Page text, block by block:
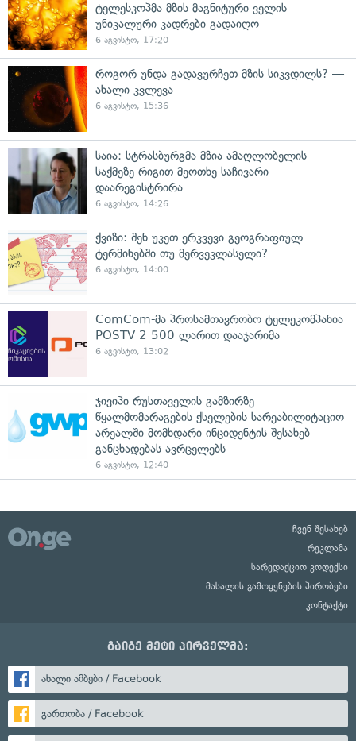
ტელესკოპმა მზის მაგნიტური ველის
უნიკალური კადრები გადაიღო
6 აგვისტო, 17:20
როგორ უნდა გადავურჩეთ მზის სიკვდილს? —
ახალი კვლევა
6 აგვისტო, 15:36
საია: სტრასბურგმა მზია ამაღლობელის
საქმეზე რიგით მეოთხე საჩივარი
დაარეგისტრირა
6 აგვისტო, 14:26
ქვიზი: შენ უკეთ ერკვევი გეოგრაფიულ
ტერმინებში თუ მერვეკლასელი?
6 აგვისტო, 14:00
ComCom-მა პროსამთავრობო ტელეკომპანია
POSTV 2 500 ლარით დააჯარიმა
6 აგვისტო, 13:02
ჯივიპი რუსთაველის გამზირზე
წყალმომარაგების ქსელების სარეაბილიტაციო
არეალში მომხდარი ინციდენტის შესახებ
განცხადებას ავრცელებს
6 აგვისტო, 12:40
ჩვენ შესახებ
რეკლამა
სარედაქციო კოდექსი
მასალის გამოყენების პირობები
კონტაქტი
გაიგე მეტი პირველმა:
ახალი ამბები / Facebook
გართობა / Facebook